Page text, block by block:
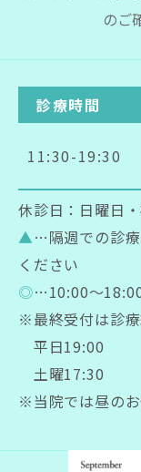
のご
診療時間
11:30-19:30
休診日：日曜日
▲…隔週での診
ください
◎…10:00～
※最終受付は診
平日19:00
土曜17:30
※当院では昼の